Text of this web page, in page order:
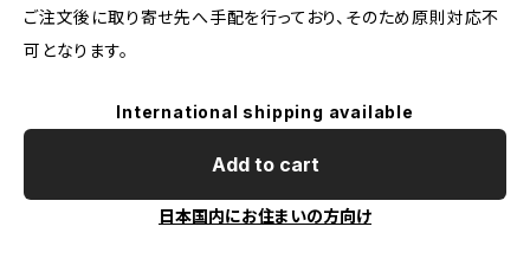
ご注文後に取り寄せ先へ手配を行っており、そのため原則対応不
可となります。
International shipping available
Add to cart
日本国内にお住まいの方向け